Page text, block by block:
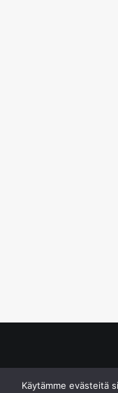
Käytämme evästeitä